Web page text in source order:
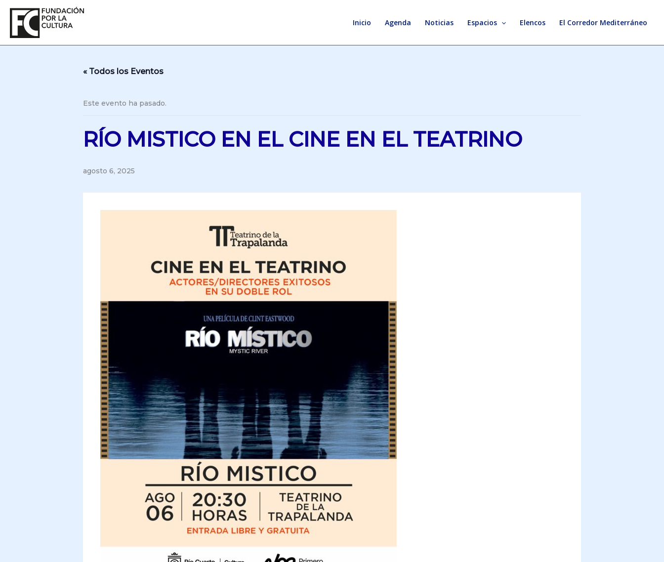
contenido
Inicio Agenda Noticias Espacios Elencos El Corredor Mediterráneo
« Todos los Eventos
Este evento ha pasado.
RÍO MISTICO EN EL CINE EN EL TEATRINO
agosto 6, 2025